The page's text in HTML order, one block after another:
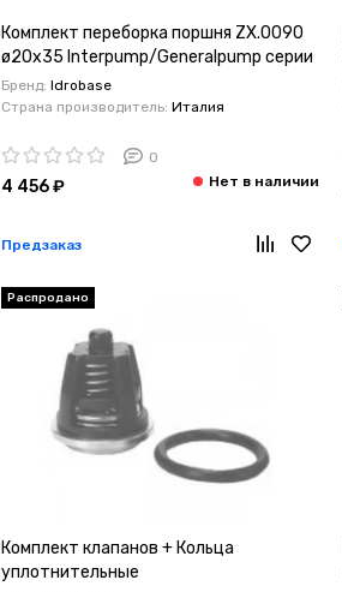
Комплект переборка поршня ZX.0090
ø20x35 Interpump/Generalpump серии
47-48 ø20
Бренд: Idrobase
Страна производитель: Италия
0
4 456 ₽
Предзаказ
Распродано
Комплект клапанов + Кольца
уплотнительные